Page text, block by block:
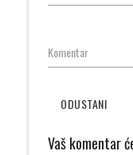
Komentar
ODUSTANI
Vaš komentar